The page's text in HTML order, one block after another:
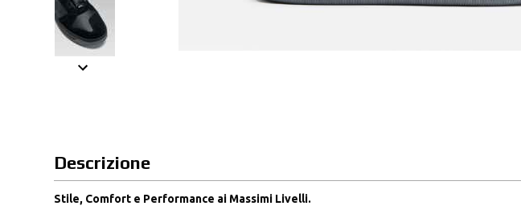
Descrizione
Stile, Comfort e Performance ai Massimi Livelli.